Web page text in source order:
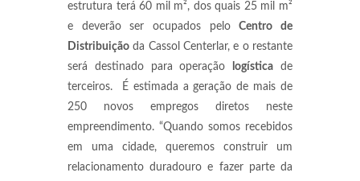
estrutura terá 60 mil m², dos quais 25 mil m²
e deverão ser ocupados peloCentro de
Distribuição da Cassol Centerlar, e o restante
será destinado para operação
logística de
terceiros. É estimada a geração de mais de
250 novos empregos diretos neste
empreendimento. “Quando somos recebidos
em uma cidade, queremos construir um
relacionamento duradouro e fazer parte da